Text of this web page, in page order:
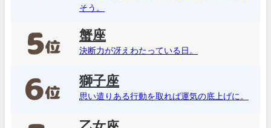
そう。
蟹座
決断力が冴えわたっている日。
獅子座
思い遣りある行動を取れば運気の底上げに。